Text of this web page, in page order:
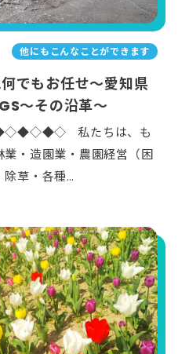
他にもこんなことができます
でもお任せ～愛知県
～その沿革～
私たちは、も
業・造園業・農園経営（困
除草・各種…